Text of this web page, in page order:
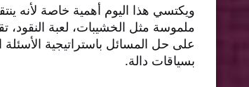
ويكتسي هذا اليوم أهمية خاصة لأنه
ملموسة مثل الخشيبات، لعبة النقود،
على حل المسائل باستراتيجية الأسئلة
بسياقات دالة.